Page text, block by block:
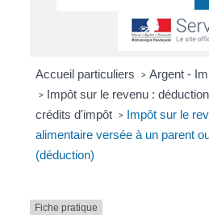
Accueil particuliers > Argent -
> Impôt sur le revenu :
crédits d'impôt > Impôt sur le
alimentaire versée à un parent
(déduction)
Fiche pratique